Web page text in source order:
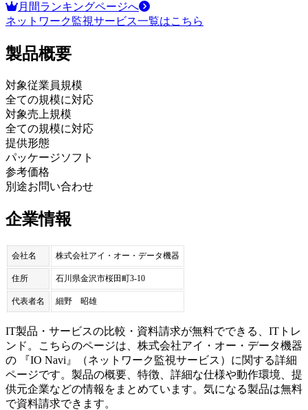
月間ランキングページへ
ネットワーク監視サービス一覧はこちら
製品概要
対象従業員規模
全ての規模に対応
対象売上規模
全ての規模に対応
提供形態
パッケージソフト
参考価格
別途お問い合わせ
企業情報
会社名 株式会社アイ・オー・データ機器
住所 石川県金沢市桜田町3-10
代表者名 細野 昭雄
IT製品・サービスの比較・資料請求が無料でできる、ITトレ
ンド。こちらのページは、 株式会社アイ・オー・データ機器
の 『IO Navi 』（ネットワーク監視サービス ）に関する詳細
ページです。製品の概要、特徴、詳細な仕様や動作環境、提
供元企業などの情報をまとめています。気になる製品は無料
で資料請求できます。